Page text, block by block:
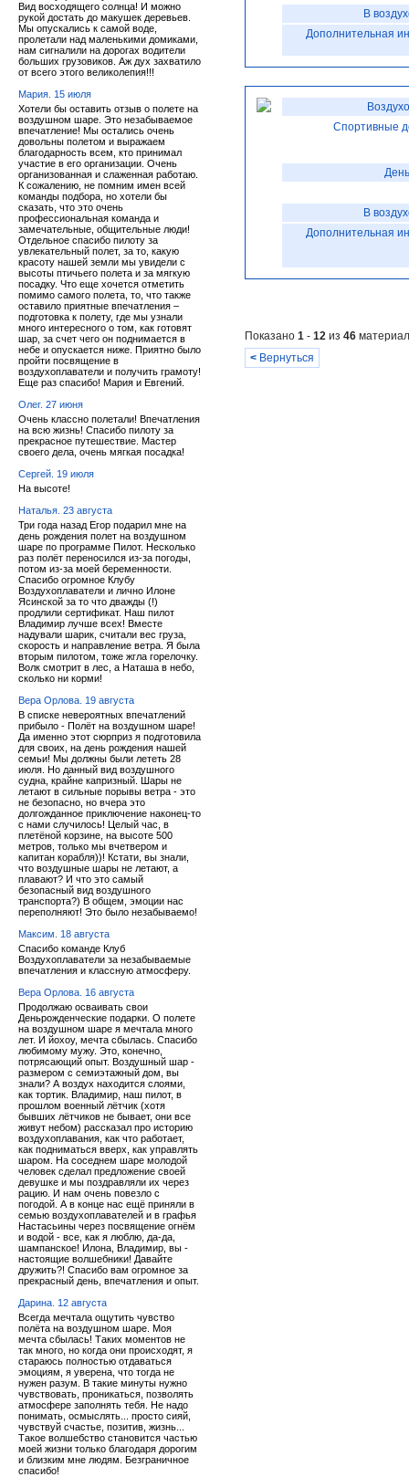
Вид восходящего солнца! И можно
рукой достать до макушек деревьев.
Мы опускались к самой воде,
пролетали над маленькими домиками,
нам сигналили на дорогах водители
больших грузовиков. Аж дух захватило
от всего этого великолепия!!!
Мария. 15 июля
Хотели бы оставить отзыв о полете на
воздушном шаре. Это незабываемое
впечатление! Мы остались очень
довольны полетом и выражаем
благодарность всем, кто принимал
участие в его организации. Очень
организованная и слаженная работаю.
К сожалению, не помним имен всей
команды подбора, но хотели бы
сказать, что это очень
профессиональная команда и
замечательные, общительные люди!
Отдельное спасибо пилоту за
увлекательный полет, за то, какую
красоту нашей земли мы увидели с
высоты птичьего полета и за мягкую
посадку. Что еще хочется отметить
помимо самого полета, то, что также
оставило приятные впечатления –
подготовка к полету, где мы узнали
много интересного о том, как готовят
шар, за счет чего он поднимается в
небе и опускается ниже. Приятно было
пройти посвящение в
воздухоплаватели и получить грамоту!
Еще раз спасибо! Мария и Евгений.
Олег. 27 июня
Очень классно полетали! Впечатления
на всю жизнь! Спасибо пилоту за
прекрасное путешествие. Мастер
своего дела, очень мягкая посадка!
Сергей. 19 июля
На высоте!
Наталья. 23 августа
Три года назад Егор подарил мне на
день рождения полет на воздушном
шаре по программе Пилот. Несколько
раз полёт переносился из-за погоды,
потом из-за моей беременности.
Спасибо огромное Клубу
Воздухоплаватели и лично Илоне
Ясинской за то что дважды (!)
продлили сертификат. Наш пилот
Владимир лучше всех! Вместе
надували шарик, считали вес груза,
скорость и направление ветра. Я была
вторым пилотом, тоже жгла горелочку.
Волк смотрит в лес, а Наташа в небо,
сколько ни корми!
Вера Орлова. 19 августа
В списке невероятных впечатлений
прибыло - Полёт на воздушном шаре!
Да именно этот сюрприз я подготовила
для своих, на день рождения нашей
семьи! Мы должны были лететь 28
июля. Но данный вид воздушного
судна, крайне капризный. Шары не
летают в сильные порывы ветра - это
не безопасно, но вчера это
долгожданное приключение наконец-то
с нами случилось! Целый час, в
плетёной корзине, на высоте 500
метров, только мы вчетвером и
капитан корабля))! Кстати, вы знали,
что воздушные шары не летают, а
плавают? И что это самый
безопасный вид воздушного
транспорта?) В общем, эмоции нас
переполняют! Это было незабываемо!
Максим. 18 августа
Спасибо команде Клуб
Воздухоплаватели за незабываемые
впечатления и классную атмосферу.
Вера Орлова. 16 августа
Продолжаю осваивать свои
Деньрожденческие подарки. О полете
на воздушном шаре я мечтала много
лет. И йохоу, мечта сбылась. Спасибо
любимому мужу. Это, конечно,
потрясающий опыт. Воздушный шар -
размером с семиэтажный дом, вы
знали? А воздух находится слоями,
как тортик. Владимир, наш пилот, в
прошлом военный лётчик (хотя
бывших лётчиков не бывает, они все
живут небом) рассказал про историю
воздухоплавания, как что работает,
как подниматься вверх, как управлять
шаром. На соседнем шаре молодой
человек сделал предложение своей
девушке и мы поздравляли их через
рацию. И нам очень повезло с
погодой. А в конце нас ещё приняли в
семью воздухоплавателей и в графья
Настасьины через посвящение огнём
и водой - все, как я люблю, да-да,
шампанское! Илона, Владимир, вы -
настоящие волшебники! Давайте
дружить?! Спасибо вам огромное за
прекрасный день, впечатления и опыт.
Дарина. 12 августа
Всегда мечтала ощутить чувство
полёта на воздушном шаре. Моя
мечта сбылась! Таких моментов не
так много, но когда они происходят, я
стараюсь полностью отдаваться
эмоциям, я уверена, что тогда не
нужен разум. В такие минуты нужно
чувствовать, проникаться, позволять
атмосфере заполнять тебя. Не надо
понимать, осмыслять... просто сияй,
чувствуй счастье, позитив, жизнь...
Такое волшебство становится частью
моей жизни только благодаря дорогим
и близким мне людям. Безграничное
спасибо!
В
Дополнительная
Спортивные
В
Дополнительная
Показано 1 - 12 из 46
< Вернуться